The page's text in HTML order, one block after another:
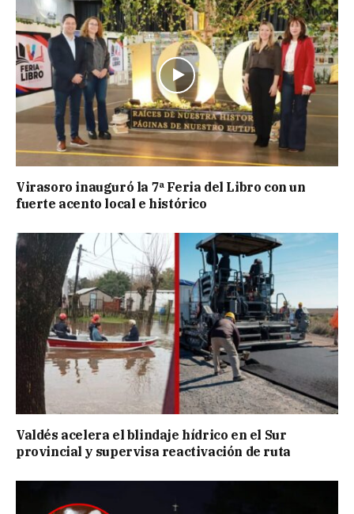
Virasoro inauguró la 7ª Feria del Libro con un
fuerte acento local e histórico
Valdés acelera el blindaje hídrico en el Sur
provincial y supervisa reactivación de ruta